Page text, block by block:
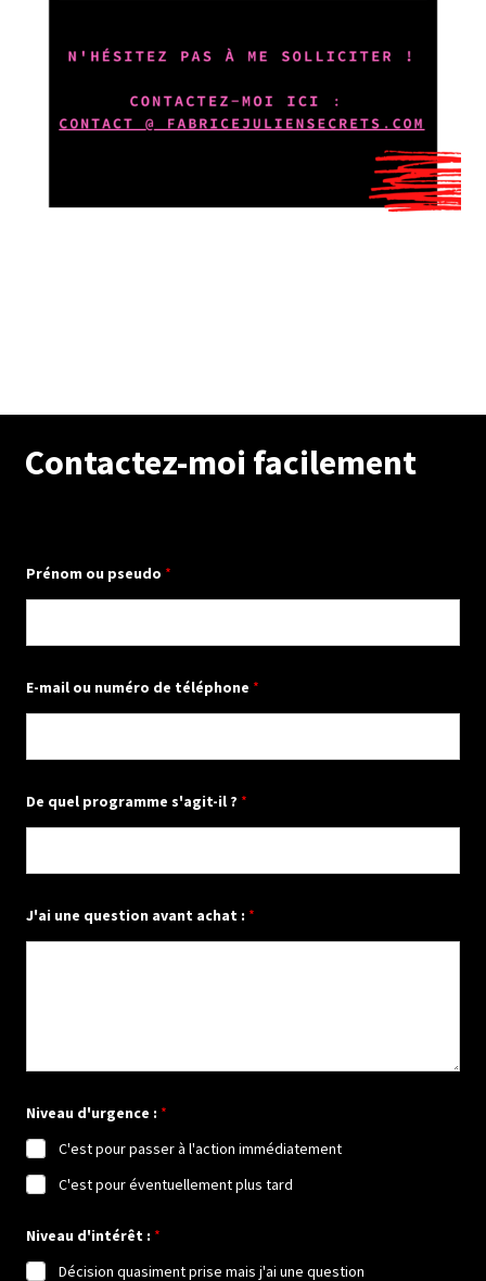
Contactez-moi facilement
Prénom ou pseudo *
'
e
c
v
n
E-mail ou numéro de téléphone *
De quel programme s'agit-il ? *
J'ai une question avant achat : *
Niveau d'urgence : *
C'est pour passer à l'action immédiatement
C'est pour éventuellement plus tard
Niveau d'intérêt : *
Décision quasiment prise mais j'ai une question